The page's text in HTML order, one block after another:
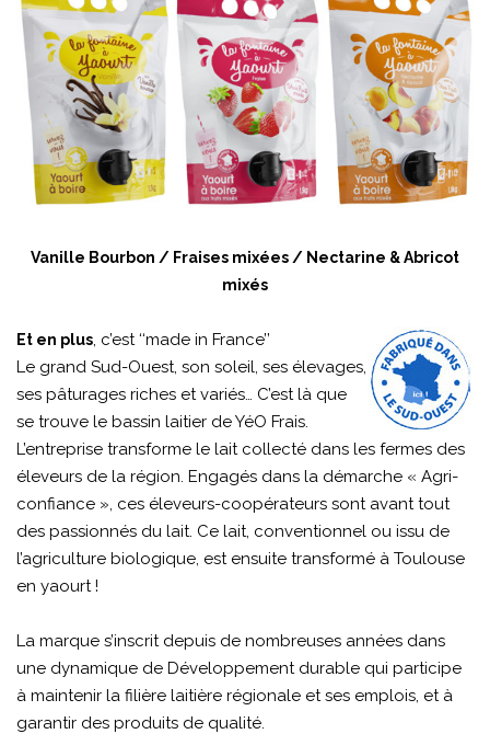
Vanille Bourbon / Fraises mixées / Nectarine & Abricot
mixés
Et en plus, c’est ‘‘made in France’’
Le grand Sud-Ouest, son soleil, ses élevages,
ses pâturages riches et variés… C’est là que
se trouve le bassin laitier de YéO Frais.
L’entreprise transforme le lait collecté dans les fermes des
éleveurs de la région. Engagés dans la démarche « Agri-
confiance », ces éleveurs-coopérateurs sont avant tout
des passionnés du lait. Ce lait, conventionnel ou issu de
l’agriculture biologique, est ensuite transformé à Toulouse
en yaourt !
La marque s’inscrit depuis de nombreuses années dans
une dynamique de Développement durable qui participe
à maintenir la filière laitière régionale et ses emplois, et à
garantir des produits de qualité.